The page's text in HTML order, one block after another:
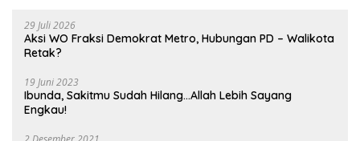
29 Juli 2026
Aksi WO Fraksi Demokrat Metro, Hubungan PD – Walikota
Retak?
19 Juni 2023
Ibunda, Sakitmu Sudah Hilang…Allah Lebih Sayang
Engkau!